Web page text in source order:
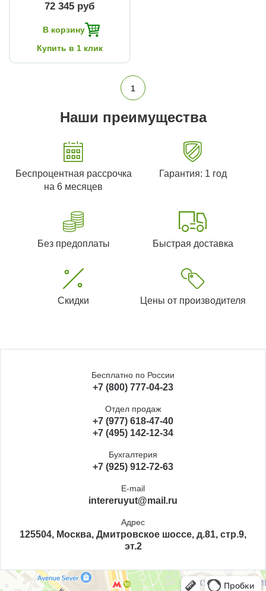
72 345 руб
В корзину
Купить в 1 клик
1
Наши преимущества
Беспроцентная рассрочка
на 6 месяцев
Гарантия: 1 год
Без предоплаты Быстрая доставка
Скидки Цены от производителя
Бесплатно по России
+7 (800) 777-04-23
Отдел продаж
+7 (977) 618-47-40
+7 (495) 142-12-34
Бухгалтерия
+7 (925) 912-72-63
E-mail
intereruyut@mail.ru
Адрес
125504, Москва, Дмитровское шоссе, д.81, стр.9,
эт.2